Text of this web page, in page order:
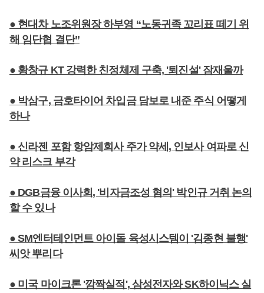
● 현대차 노조위원장 하부영 “노동귀족 꼬리표 떼기 위
해 임단협 결단”
● 황창규 KT 강력한 친정체제 구축, '퇴진설' 잠재울까
● 박삼구, 금호타이어 차입금 담보로 내준 주식 어떻게
하나
● 신라젠 포함 항암제회사 주가 약세, 인보사 여파로 신
약 리스크 부각
● DGB금융 이사회, '비자금조성 혐의' 박인규 거취 논의
할 수 있나
● SM엔터테인먼트 아이돌 육성시스템이 '김종현 불행'
씨앗 뿌리다
● 미국 마이크론 '깜짝실적', 삼성전자와 SK하이닉스 실